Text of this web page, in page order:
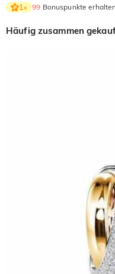
1× 99 Bonuspunkte
Häufig zusammen